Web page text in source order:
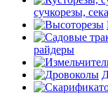
сучкорезы,
райдеры